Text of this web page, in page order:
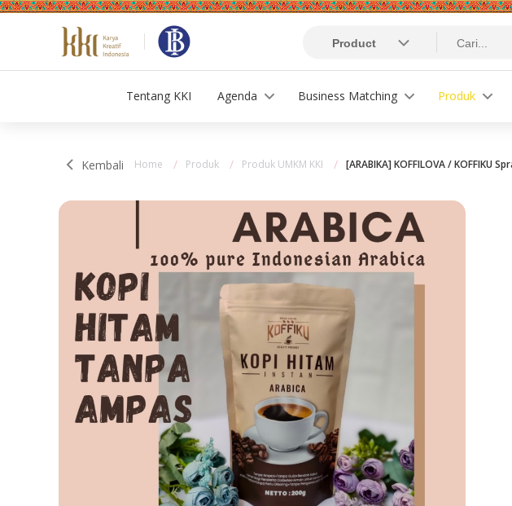
Tentang KKI Agenda Business Matching Produk
Kembali Home Produk Produk UMKM KKI [ARABIKA] KOFFILOVA / KOFFIKU